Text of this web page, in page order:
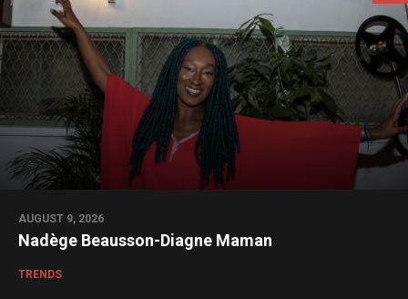
AUGUST 9, 2026
Nadège Beausson-Diagne Maman
TRENDS